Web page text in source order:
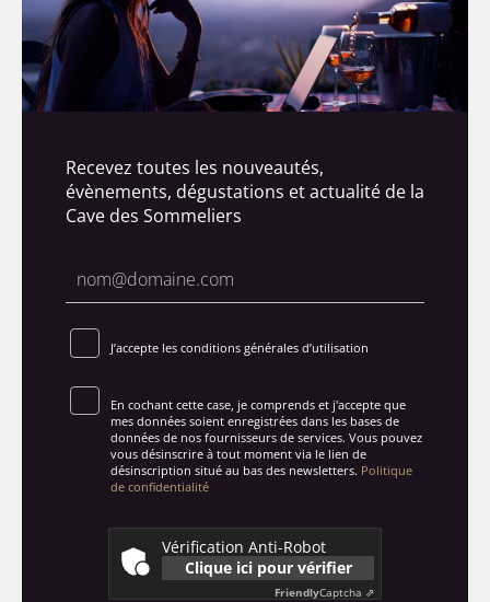
Recevez toutes les nouveautés,
évènements, dégustations et actualité de la
Cave des Sommeliers
J’accepte les conditions générales d’utilisation
En cochant cette case, je comprends et j'accepte que
mes données soient enregistrées dans les bases de
données de nos fournisseurs de services. Vous pouvez
vous désinscrire à tout moment via le lien de
désinscription situé au bas des newsletters. Politique
de confidentialité
Vérification Anti-Robot
Clique ici pour vérifier
FriendlyCaptcha ⇗